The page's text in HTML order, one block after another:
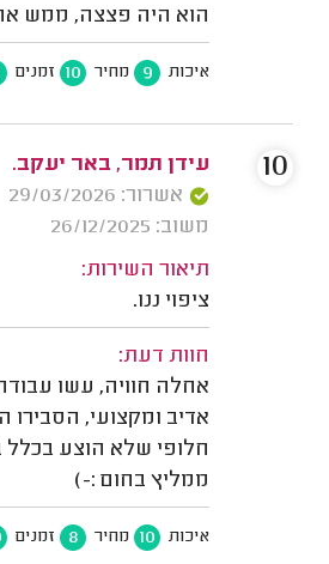
הוא היה פצצה, ממש
איכות 9 מחיר 10 זמנים
עידן תמר, באר יעקב.
אשרור: 29/03/2026
משוב: 26/12/2025
תיאור השירות:
ציפוי ננו.
חוות דעת:
אחלה חוויה, עשו
אדיב ומקצועי, הסבירו
חלופי שלא הוצע בכלל
ממליץ בחום :-)
איכות 10 מחיר 8 זמנים
10